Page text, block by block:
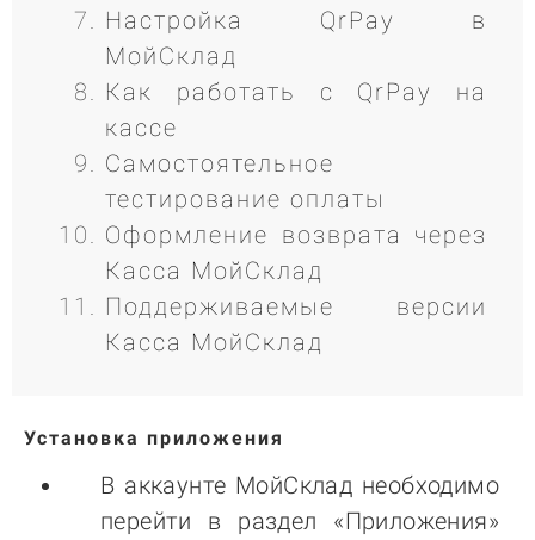
Настройка QrPay в
МойСклад
Как работать с QrPay на
кассе
Самостоятельное
тестирование оплаты
Оформление возврата через
Касса МойСклад
Поддерживаемые версии
Касса МойСклад
Установка приложения
В аккаунте МойСклад необходимо
перейти в раздел «Приложения»